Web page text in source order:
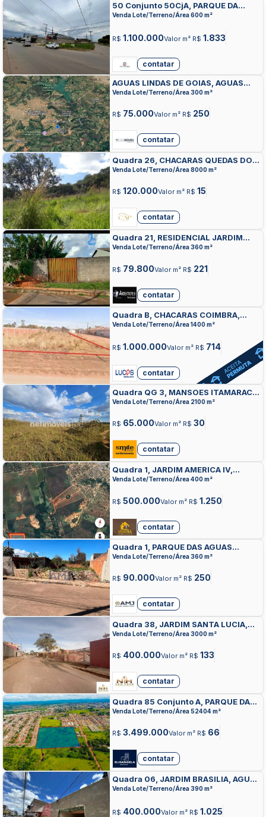
50 Conjunto 50CjA, PARQUE DA
BARRAGEM SETOR 01, AGUAS LINDAS
Venda Lote/Terreno/Área 600 m²
R$ 1.100.000Valor m² R$ 1.833
contatar
AGUAS LINDAS DE GOIAS, AGUAS
LINDAS DE GOIAS, AGUAS LINDAS DE
Venda Lote/Terreno/Área 300 m²
R$ 75.000Valor m² R$ 250
contatar
Quadra 26, CHACARAS QUEDAS DO
DESCOBERTO, AGUAS LINDAS DE
Venda Lote/Terreno/Área 8000 m²
R$ 120.000Valor m² R$ 15
contatar
Quadra 21, RESIDENCIAL JARDIM
PARAISO, AGUAS LINDAS DE GOIAS
Venda Lote/Terreno/Área 360 m²
R$ 79.800Valor m² R$ 221
contatar
Quadra B, CHACARAS COIMBRA,
AGUAS LINDAS DE GOIAS
Venda Lote/Terreno/Área 1400 m²
R$ 1.000.000Valor m² R$ 714
contatar
Quadra QG 3, MANSOES ITAMARACA,
AGUAS LINDAS DE GOIAS
Venda Lote/Terreno/Área 2100 m²
R$ 65.000Valor m² R$ 30
contatar
Quadra 1, JARDIM AMERICA IV,
AGUAS LINDAS DE GOIAS
Venda Lote/Terreno/Área 400 m²
R$ 500.000Valor m² R$ 1.250
contatar
Quadra 1, PARQUE DAS AGUAS
BONITAS I, AGUAS LINDAS DE GOIAS
Venda Lote/Terreno/Área 360 m²
R$ 90.000Valor m² R$ 250
contatar
Quadra 38, JARDIM SANTA LUCIA,
AGUAS LINDAS DE GOIAS
Venda Lote/Terreno/Área 3000 m²
R$ 400.000Valor m² R$ 133
contatar
Quadra 85 Conjunto A, PARQUE DA
BARRAGEM SETOR 11, AGUAS LINDAS
Venda Lote/Terreno/Área 52404 m²
R$ 3.499.000Valor m² R$ 66
contatar
Quadra 06, JARDIM BRASILIA, AGUAS
LINDAS DE GOIAS
Venda Lote/Terreno/Área 390 m²
R$ 400.000Valor m² R$ 1.025